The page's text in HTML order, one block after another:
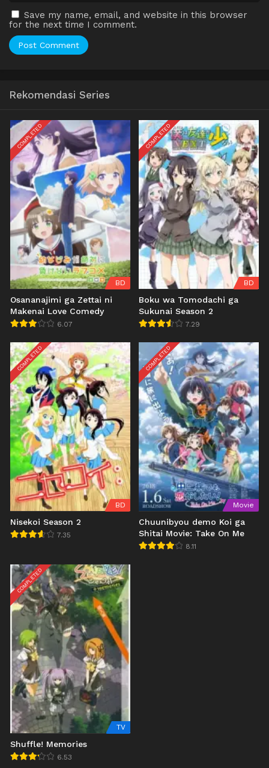
Save my name, email, and website in this browser
for the next time I comment.
Rekomendasi Series
COMPLETED
BD
Osananajimi ga Zettai ni
Makenai Love Comedy
6.07
COMPLETED
BD
Boku wa Tomodachi ga
Sukunai Season 2
7.29
COMPLETED
BD
Nisekoi Season 2
7.35
COMPLETED
Movie
Chuunibyou demo Koi ga
Shitai Movie: Take On Me
8.11
COMPLETED
TV
Shuffle! Memories
6.53